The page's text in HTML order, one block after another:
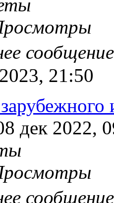
21:50
дек 2022,